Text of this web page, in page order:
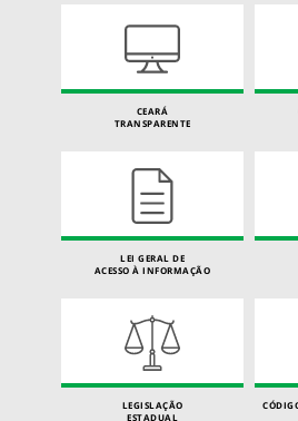
CEARÁ
TRANSPARENTE
LEI GERAL DE
ACESSO À INFORMAÇÃO
LEGISLAÇÃO
ESTADUAL